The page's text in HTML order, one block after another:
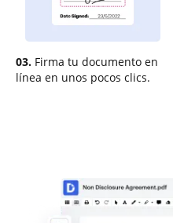
03. Firma tu documento en
línea en unos pocos clics.